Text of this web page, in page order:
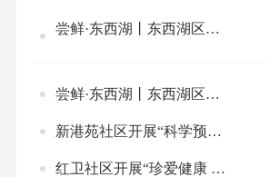
尝鲜·东西湖丨东西湖区2025年12月下旬文旅体活动预告
尝鲜·东西湖丨东西湖区2025年12月上旬文旅体活动预告
新港苑社区开展“科学预防糖尿病，乐享健康生活”专题讲座
红卫社区开展“珍爱健康 远离烟草”控烟知识讲座